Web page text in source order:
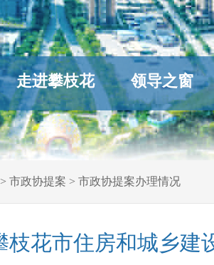
走进攀枝花 领导之窗
> 市政协提案 > 市政协提案办理情况
枝花市住房和城乡建